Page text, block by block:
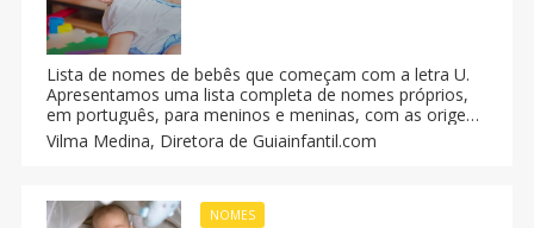
Lista de nomes de bebês que começam com a letra U.
Apresentamos uma lista completa de nomes próprios,
em português, para meninos e meninas, com as origens
e significados dos nomes. Batizar um bebê é uma
grande responsabilidade porque o seu filho ou filha
Vilma Medina, Diretora de Guiainfantil.com
NOMES